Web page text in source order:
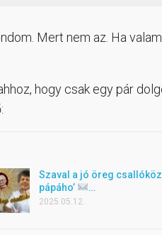
Mert nem az. Ha
hogy csak egy pár
Szaval a jó öreg
pápáho’
…
2025.05.12.